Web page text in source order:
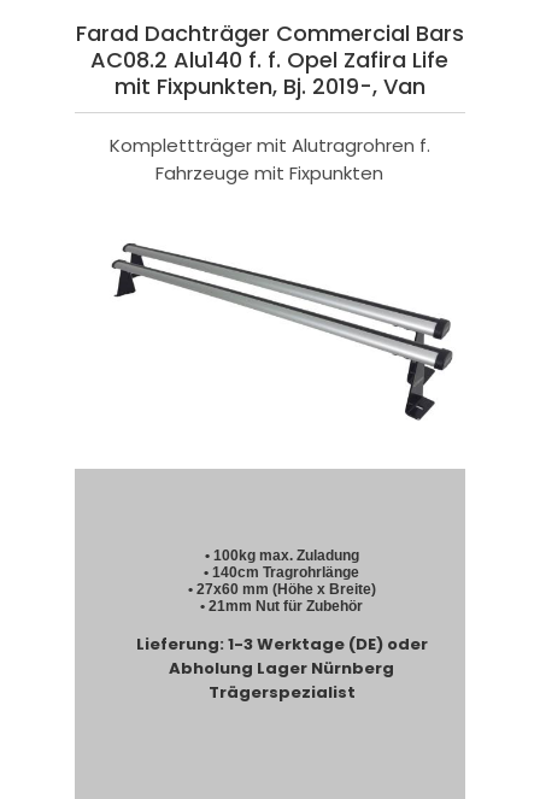
Farad Dachträger Commercial Bars
AC08.2 Alu140 f. f. Opel Zafira Life
mit Fixpunkten, Bj. 2019-, Van
Komplettträger mit Alutragrohren f.
Fahrzeuge mit Fixpunkten
• 100kg max. Zuladung
• 140cm Tragrohrlänge
• 27x60 mm (Höhe x Breite)
• 21mm Nut für Zubehör
Lieferung: 1-3 Werktage (DE) oder
Abholung Lager Nürnberg
Trägerspezialist